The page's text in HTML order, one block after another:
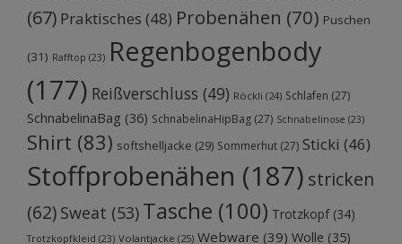
(67) Praktisches (48) Probenähen (70) Puschen
(31) Rafftop (23) Regenbogenbody
(177) Reißverschluss (49) Röckli (24) Schlafen (27)
SchnabelinaBag (36) SchnabelinaHipBag (27) Schnabelinose (23)
Shirt (83) softshelljacke (29) Sommerhut (27) Sticki (46)
Stoffprobenähen (187) stricken
(62) Sweat (53) Tasche (100) Trotzkopf(34)
Trotzkopfkleid (23) Volantjacke (25) Webware (39) Wolle (35)